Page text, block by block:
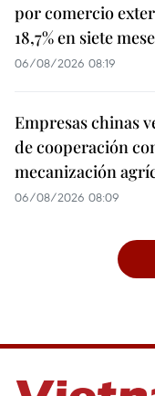
por comercio
18,7% en siete
06/08/2026 08:19
Empresas chinas
de cooperación
mecanización
06/08/2026 08:09